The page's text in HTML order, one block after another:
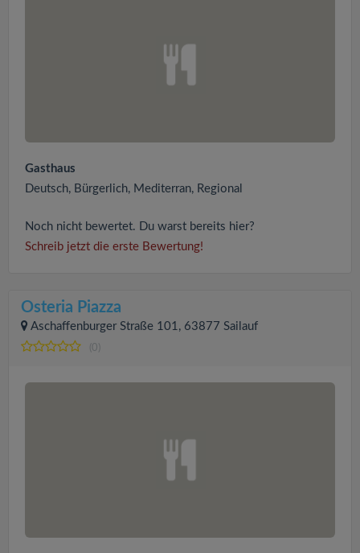
Gasthaus
Deutsch, Bürgerlich, Mediterran, Regional
Noch nicht bewertet. Du warst bereits hier?
Schreib jetzt die erste Bewertung!
Osteria Piazza
Aschaffenburger Straße 101, 63877 Sailauf
(0)